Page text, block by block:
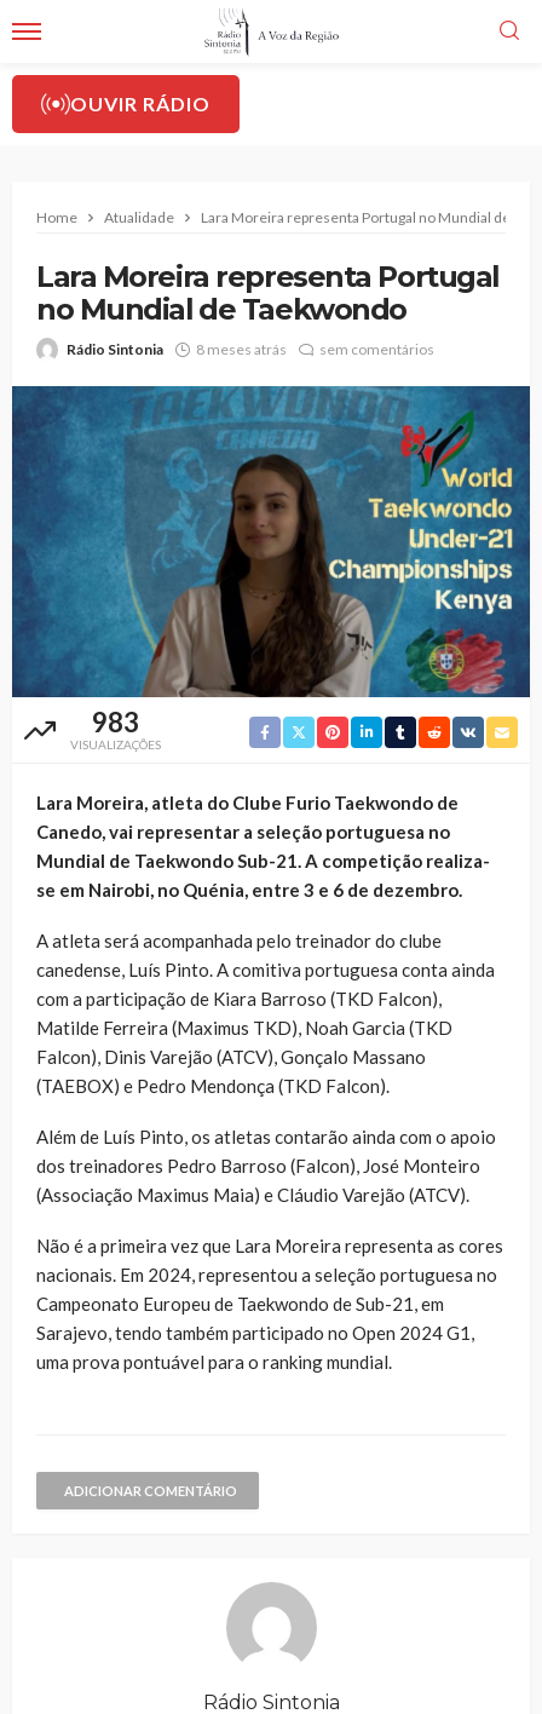
OUVIR RÁDIO
Home Atualidade Lara Moreira representa Portugal no Mundial de
Lara Moreira representa Portugal
no Mundial de Taekwondo
Rádio Sintonia 8 meses atrás sem comentários
983
VISUALIZAÇÕES
Lara Moreira, atleta do Clube Furio Taekwondo de
Canedo, vai representar a seleção portuguesa no
Mundial de Taekwondo Sub-21. A competição realiza-
se em Nairobi, no Quénia, entre 3 e 6 de dezembro.
A atleta será acompanhada pelo treinador do clube
canedense, Luís Pinto. A comitiva portuguesa conta ainda
com a participação de Kiara Barroso (TKD Falcon),
Matilde Ferreira (Maximus TKD), Noah Garcia (TKD
Falcon), Dinis Varejão (ATCV), Gonçalo Massano
(TAEBOX) e Pedro Mendonça (TKD Falcon).
Além de Luís Pinto, os atletas contarão ainda com o apoio
dos treinadores Pedro Barroso (Falcon), José Monteiro
(Associação Maximus Maia) e Cláudio Varejão (ATCV).
Não é a primeira vez que Lara Moreira representa as cores
nacionais. Em 2024, representou a seleção portuguesa no
Campeonato Europeu de Taekwondo de Sub-21, em
Sarajevo, tendo também participado no Open 2024 G1,
uma prova pontuável para o ranking mundial.
ADICIONAR COMENTÁRIO
Rádio Sintonia